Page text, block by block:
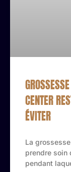
CENTER
ÉVITER
La
prendre soin
pendant